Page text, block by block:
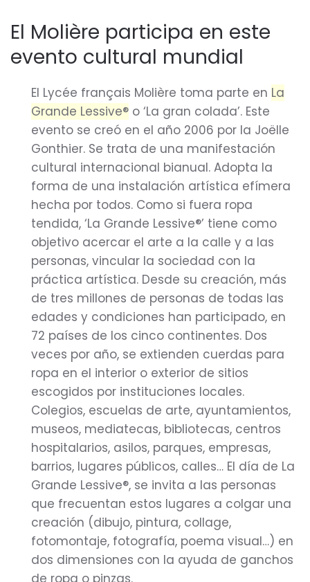
El Molière participa en este
evento cultural mundial
El Lycée français Molière toma parte en La
Grande Lessive® o ‘La gran colada’. Este
evento se creó en el año 2006 por la Joëlle
Gonthier. Se trata de una manifestación
cultural internacional bianual. Adopta la
forma de una instalación artística efímera
hecha por todos. Como si fuera ropa
tendida, ‘La Grande Lessive®’ tiene como
objetivo acercar el arte a la calle y a las
personas, vincular la sociedad con la
práctica artística. Desde su creación, más
de tres millones de personas de todas las
edades y condiciones han participado, en
72 países de los cinco continentes. Dos
veces por año, se extienden cuerdas para
ropa en el interior o exterior de sitios
escogidos por instituciones locales.
Colegios, escuelas de arte, ayuntamientos,
museos, mediatecas, bibliotecas, centros
hospitalarios, asilos, parques, empresas,
barrios, lugares públicos, calles… El día de La
Grande Lessive®, se invita a las personas
que frecuentan estos lugares a colgar una
creación (dibujo, pintura, collage,
fotomontaje, fotografía, poema visual…) en
dos dimensiones con la ayuda de ganchos
de ropa o pinzas.